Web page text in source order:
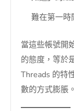
難在第一時
當這些帳號開
的態度，等於
Threads 的特
數的方式膨脹。